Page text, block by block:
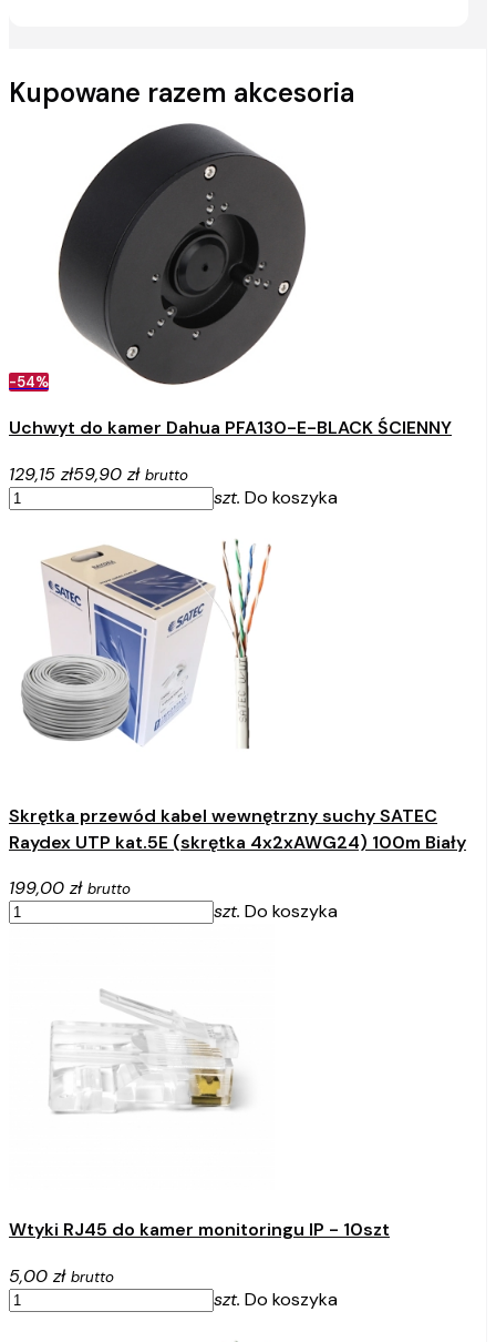
Kupowane razem akcesoria
-54%
Uchwyt do kamer Dahua PFA130-E-BLACK ŚCIENNY
129,15 zł59,90 zł brutto
szt. Do koszyka
Skrętka przewód kabel wewnętrzny suchy SATEC
Raydex UTP kat.5E (skrętka 4x2xAWG24) 100m Biały
199,00 zł brutto
szt. Do koszyka
Wtyki RJ45 do kamer monitoringu IP - 10szt
5,00 zł brutto
szt. Do koszyka